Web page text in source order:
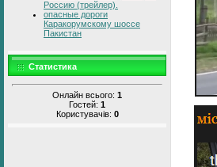
Россию (трейлер).
опасные дороги
Каракорумскому шоссе
Пакистан
Статистика
Онлайн всього: 1
Гостей: 1
Користувачів: 0